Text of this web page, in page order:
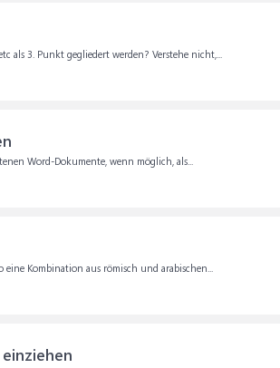
als 3. Punkt gegliedert werden? Verstehe nicht,...
Word-Dokumente, wenn möglich, als...
Kombination aus römisch und arabischen...